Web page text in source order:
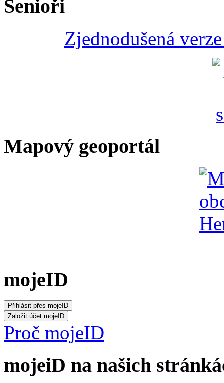
Senioři
Zjednodušená
Mapový geoportál
mojeID
Proč mojeID
mojeiD na našich